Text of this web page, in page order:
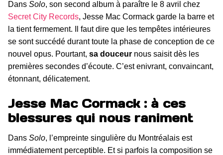
Dans Solo, son second album à paraître le 8 avril chez
Secret City Records, Jesse Mac Cormack garde la barre et
la tient fermement. Il faut dire que les tempêtes intérieures
se sont succédé durant toute la phase de conception de ce
nouvel opus. Pourtant, sa douceur nous saisit dès les
premières secondes d’écoute. C’est enivrant, convaincant,
étonnant, délicatement.
Jesse Mac Cormack : à ces
blessures qui nous raniment
Dans Solo, l’empreinte singulière du Montréalais est
immédiatement perceptible. Et si parfois la composition se